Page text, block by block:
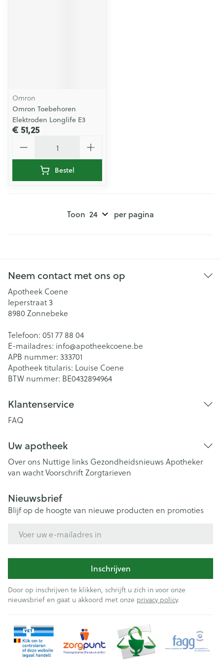
Omron
Omron Toebehoren
Elektroden Longlife E3
€ 51,25
Bestel
Toon per pagina
Neem contact met ons op
Apotheek Coene
Ieperstraat 3
8980 Zonnebeke
Telefoon: 051 77 88 04
E-mailadres: info@apotheekcoene.be
APB nummer: 333701
Apotheek titularis: Louise Coene
BTW nummer: BE0432894964
Klantenservice
FAQ
Uw apotheek
Over ons Nuttige links Gezondheidsnieuws Apotheker
van wachtVoorschriftZorgtarieven
Nieuwsbrief
Blijf op de hoogte van nieuwe producten en promoties
Inschrijven
Door op inschrijven te klikken, schrijft u zich in voor onze
nieuwsbrief en gaat u akkoord met onze privacy policy.